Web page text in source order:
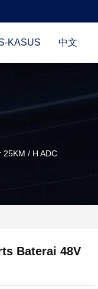
KASUS 中文
25KM / H ADC
Baterai 48V